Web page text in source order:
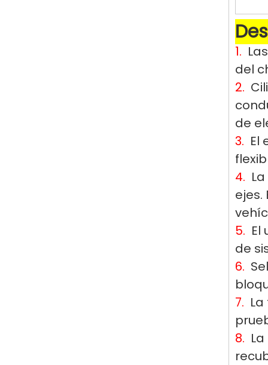
1.
del
2.
de
3. El
4.
ejes.
5. El
de
6.
7.
8.